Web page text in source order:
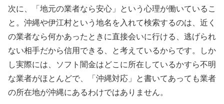
次に、「地元の業者なら安心」という心理が働いているこ
と。沖縄や伊江村という地名を入れて検索するのは、近く
の業者なら何かあったときに直接会いに行ける、逃げられ
ない相手だから信用できる、と考えているからです。しか
し実際には、ソフト闇金はどこに所在しているかすら不明
な業者がほとんどで、「沖縄対応」と書いてあっても業者
の所在地が沖縄にあるわけではありません。